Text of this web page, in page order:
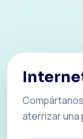
aterrizar una